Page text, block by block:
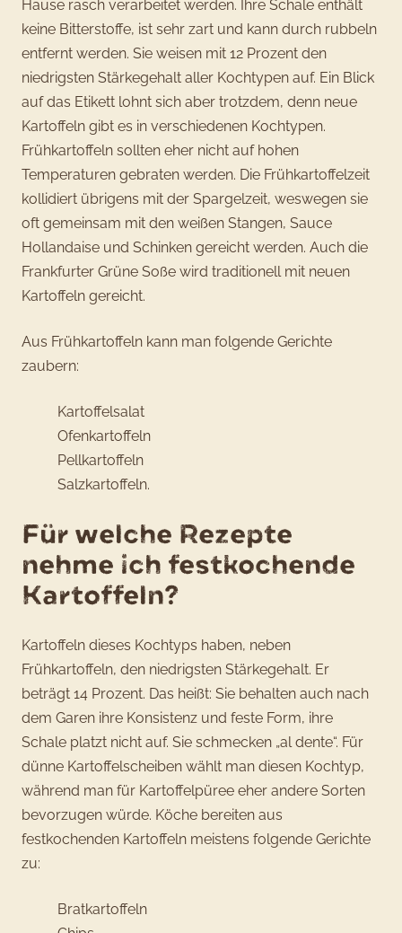
Hause rasch verarbeitet werden. Ihre Schale enthält
keine Bitterstoffe, ist sehr zart und kann durch rubbeln
entfernt werden. Sie weisen mit 12 Prozent den
niedrigsten Stärkegehalt aller Kochtypen auf. Ein Blick
auf das Etikett lohnt sich aber trotzdem, denn neue
Kartoffeln gibt es in verschiedenen Kochtypen.
Frühkartoffeln sollten eher nicht auf hohen
Temperaturen gebraten werden. Die Frühkartoffelzeit
kollidiert übrigens mit der Spargelzeit, weswegen sie
oft gemeinsam mit den weißen Stangen, Sauce
Hollandaise und Schinken gereicht werden. Auch die
Frankfurter Grüne Soße wird traditionell mit neuen
Kartoffeln gereicht.
Aus Frühkartoffeln kann man folgende Gerichte
zaubern:
Kartoffelsalat
Ofenkartoffeln
Pellkartoffeln
Salzkartoffeln.
Für welche Rezepte
nehme ich festkochende
Kartoffeln?
Kartoffeln dieses Kochtyps haben, neben
Frühkartoffeln, den niedrigsten Stärkegehalt. Er
beträgt 14 Prozent. Das heißt: Sie behalten auch nach
dem Garen ihre Konsistenz und feste Form, ihre
Schale platzt nicht auf. Sie schmecken „al dente“. Für
dünne Kartoffelscheiben wählt man diesen Kochtyp,
während man für Kartoffelpüree eher andere Sorten
bevorzugen würde. Köche bereiten aus
festkochenden Kartoffeln meistens folgende Gerichte
zu:
Bratkartoffeln